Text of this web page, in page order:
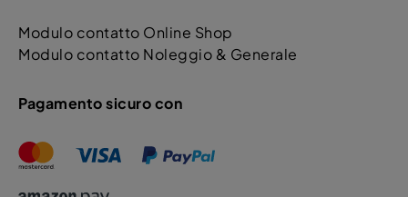
Modulo contatto Online Shop
Modulo contatto Noleggio & Generale
Pagamento sicuro con